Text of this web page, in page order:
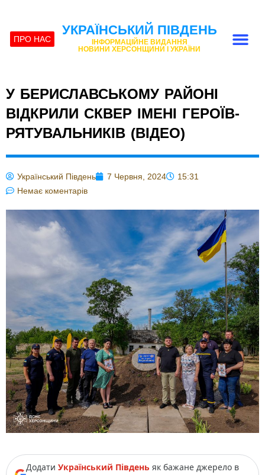
ПРО НАС
УКРАЇНСЬКИЙ ПІВДЕНЬ
ІНФОРМАЦІЙНЕ ВИДАННЯ
НОВИНИ ХЕРСОНЩИНИ І УКРАЇНИ
У БЕРИСЛАВСЬКОМУ РАЙОНІ
ВІДКРИЛИ СКВЕР ІМЕНІ ГЕРОЇВ-
РЯТУВАЛЬНИКІВ (ВІДЕО)
Український Південь 7 Червня, 2024
15:31
Немає коментарів
Додати Український Південь як бажане джерело в